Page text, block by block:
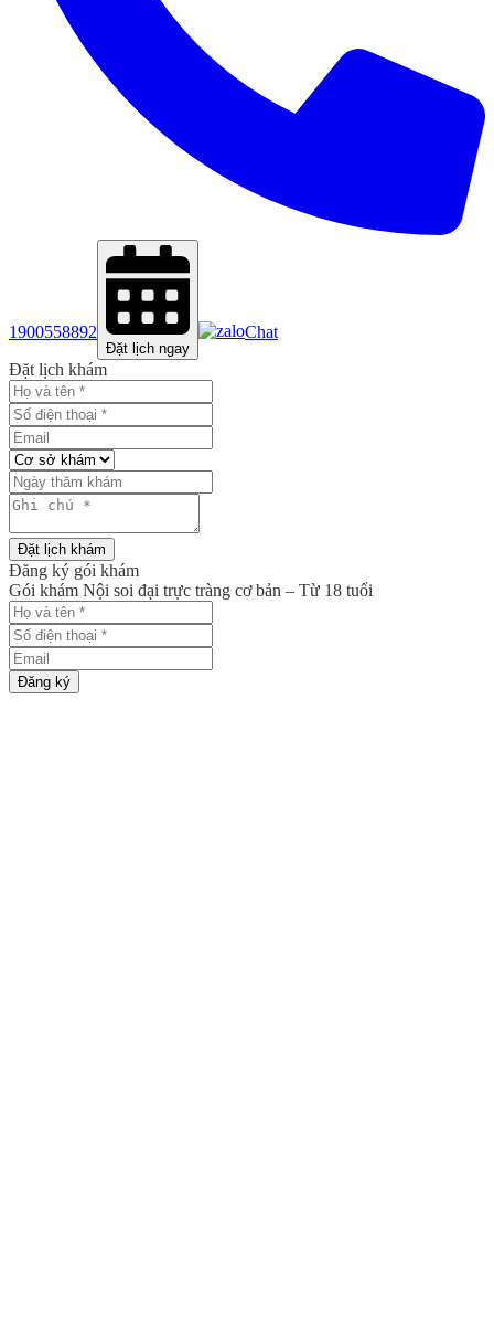
1900558892
Đặt lịch ngay
Chat
Đặt lịch khám
Đặt lịch khám
Đăng ký gói khám
Gói khám Nội soi đại trực tràng cơ bản – Từ 18 tuổi
Đăng ký